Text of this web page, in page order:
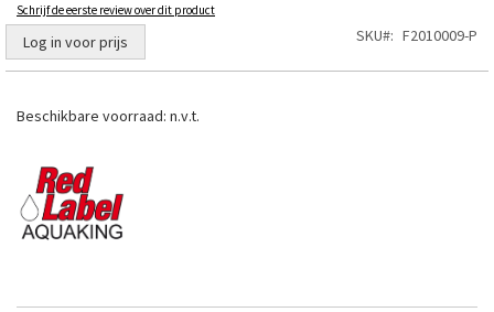
Schrijf de eerste review over dit product
Log in voor prijs SKU F2010009-P
Beschikbare voorraad: n.v.t.
afbeeldingen-
gallerij